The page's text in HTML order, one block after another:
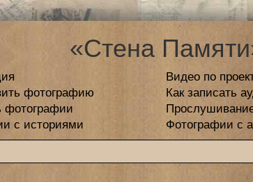
«Стена
Видео по
фотографию
Как записать
фотографии
с историями
Фотографии с